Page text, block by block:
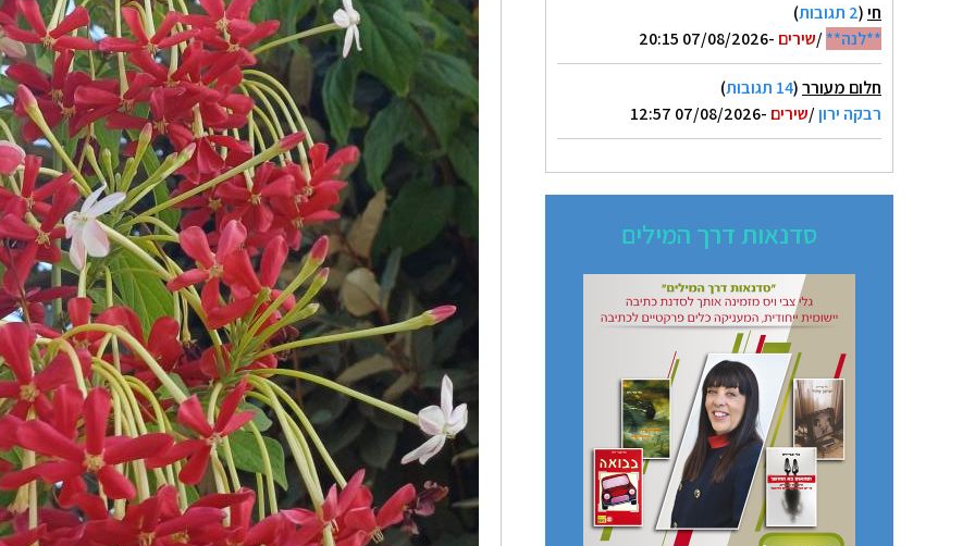
חי(2 תגובות
)
**לנה**/שירים -07/08/2026 20:15
חלום מעורר(14 תגובות
)
רבקה ירון/שירים -07/08/2026 12:57
סדנאות דרך המילים